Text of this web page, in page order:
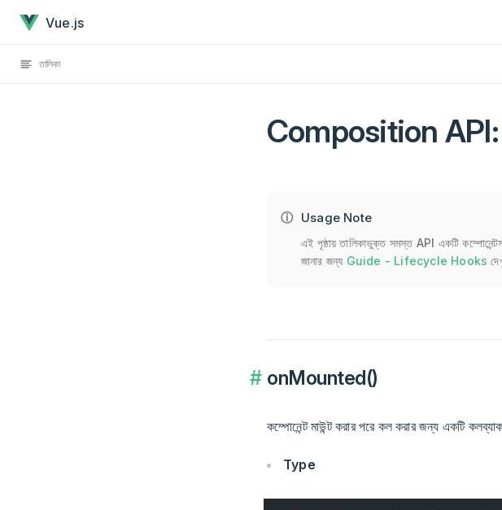
Skip to content
Vue.js
তালিকা
Composition
Usage Note
এই পৃষ্ঠায় তালিকাভুক্ত সমস্ত API একটি
জানার জন্য Guide - Lifecycle Hooks
onMounted()
কম্পোনেন্ট মাউন্ট করার পরে কল করার জন্য একটি
Type